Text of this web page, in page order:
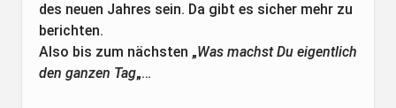
des neuen Jahres sein. Da gibt es sicher mehr zu
berichten.
Also bis zum nächsten „Was machst Du eigentlich
den ganzen Tag„…